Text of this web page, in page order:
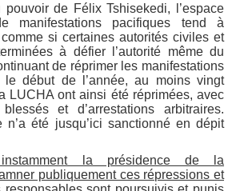
pouvoir de Félix Tshisekedi, l’espace
manifestations pacifiques tend à
comme si certaines autorités civiles et
à défier l’autorité même du
de réprimer les manifestations
le début de l’année, au moins vingt
LUCHA ont ainsi été réprimées, avec
et d’arrestations arbitraires.
n’a été jusqu’ici sanctionné en dépit
la présidence de la
publiquement ces répressions et